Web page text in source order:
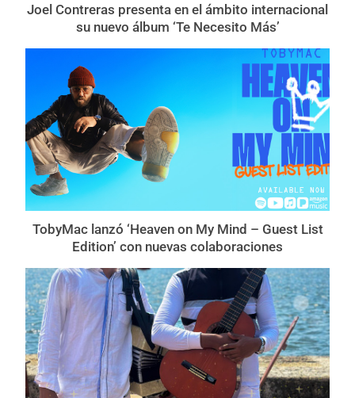
Joel Contreras presenta en el ámbito internacional
su nuevo álbum ‘Te Necesito Más’
TobyMac lanzó ‘Heaven on My Mind – Guest List
Edition’ con nuevas colaboraciones